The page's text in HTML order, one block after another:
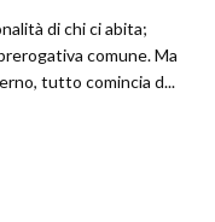
di chi ci abita;
comune. Ma
tutto comincia d...